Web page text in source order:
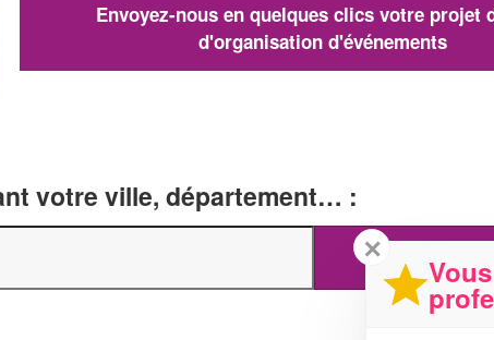
Envoyez-nous en quelques clics votre projet
d'organisation d'événements
votre ville, département… :
✕